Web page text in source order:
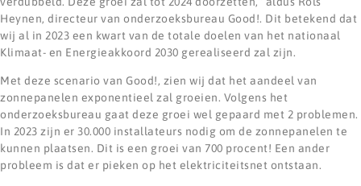
Heynen, directeur van onderzoeksbureau Good!. Dit betekend dat
wij al in 2023 een kwart van de totale doelen van het nationaal
Klimaat- en Energieakkoord 2030 gerealiseerd zal zijn.
Met deze scenario van Good!, zien wij dat het aandeel van
zonnepanelen exponentieel zal groeien. Volgens het
onderzoeksbureau gaat deze groei wel gepaard met 2 problemen.
In 2023 zijn er 30.000 installateurs nodig om de zonnepanelen te
kunnen plaatsen. Dit is een groei van 700 procent! Een ander
probleem is dat er pieken op het elektriciteitsnet ontstaan.